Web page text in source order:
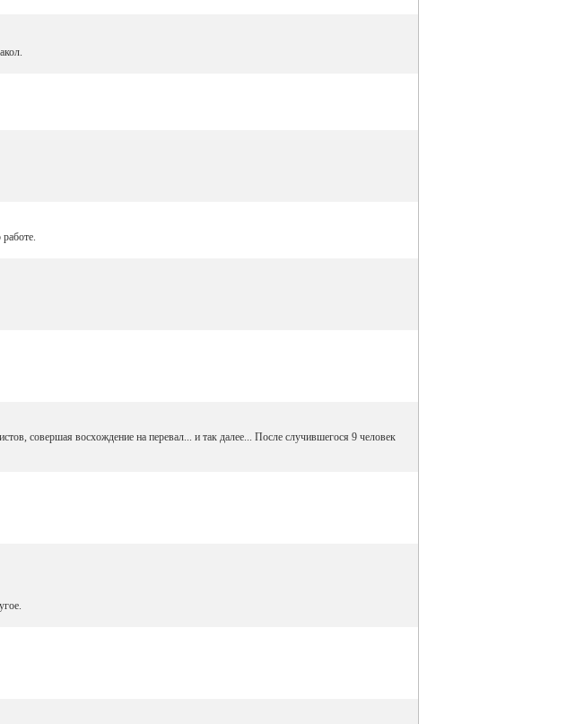
совершая восхождение на перевал... и так далее... После случившегося 9 человек